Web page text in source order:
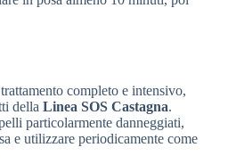
completo e intensivo,
della Linea SOS Castagna.
particolarmente danneggiati,
e utilizzare periodicamente come